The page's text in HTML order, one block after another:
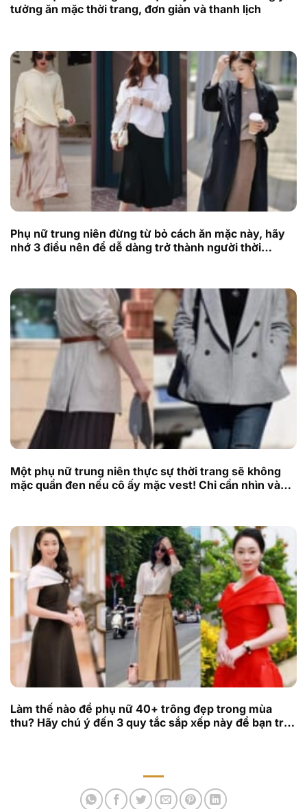
tưởng ăn mặc thời trang, đơn giản và thanh lịch
Phụ nữ trung niên đừng từ bỏ cách ăn mặc này, hãy
nhớ 3 điều nên để dễ dàng trở thành người thời
Một phụ nữ trung niên thực sự thời trang sẽ không
mặc quần đen nếu cô ấy mặc vest! Chỉ cần nhìn vào
Làm thế nào để phụ nữ 40+ trông đẹp trong mùa
thu? Hãy chú ý đến 3 quy tắc sắp xếp này để bạn trở